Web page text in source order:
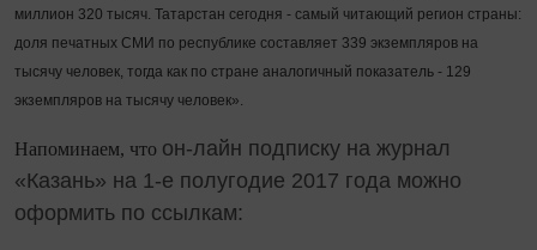
миллион 320 тысяч. Татарстан сегодня - самый читающий регион страны:
доля печатных СМИ по республике составляет 339 экземпляров на
тысячу человек, тогда как по стране аналогичный показатель - 129
экземпляров на тысячу человек».
Напоминаем, что он-лайн подписку на журнал
«Казань» на 1-е полугодие 2017 года можно
оформить по ссылкам: